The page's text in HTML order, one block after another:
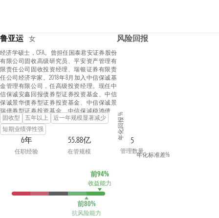
鲁亚运 女
经济学硕士，CFA。曾担任国泰君安证券股份
有限公司固收高级研究员、平安资产管理有
限责任公司固收投资经理、瑞银证券有限责
任公司经济学家。2018年8月加入中信保诚基
金管理有限公司，任高级投资经理。现任中
信保诚安鑫回报债券型证券投资基金、中信
保诚景华债券型证券投资基金、中信保诚景
瑞债券型证券投资基金、中信保诚稳鸿债券
型证券投资基金、中信保诚景丰债券型证券
投资基金、中信保诚嘉丰一年定期开放债券
型发起式证券投资基金、中信保诚丰裕一年
持有期混合型证券投资基金、中信保诚嘉盛
三个月定期开放债券型证券投资基金的基金
固收型 五年以上
近一年规模显著减少
短期业绩弹性强
6年
任职经验
55.88亿
在管规模
5
管理数量
前94%
收益能力
前80%
抗风险能力
风险回报
年化回报 %
年化标准差%